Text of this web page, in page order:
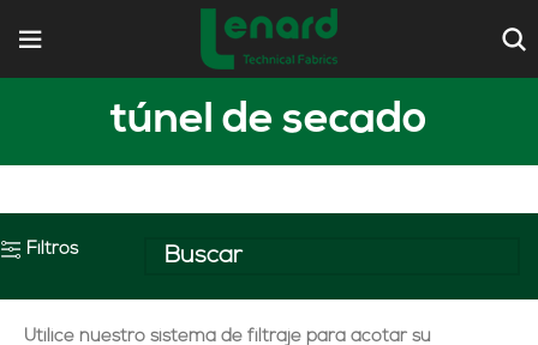
túnel de secado
Filtros
Utilice nuestro sistema de filtraje para acotar su